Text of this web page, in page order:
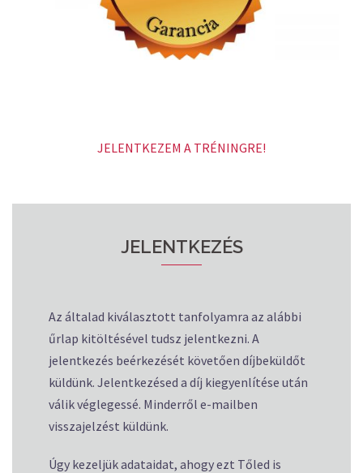
JELENTKEZEM A TRÉNINGRE!
JELENTKEZÉS
Az általad kiválasztott tanfolyamra az alábbi
űrlap kitöltésével tudsz jelentkezni. A
jelentkezés beérkezését követően díjbeküldőt
küldünk. Jelentkezésed a díj kiegyenlítése után
válik véglegessé. Minderről e-mailben
visszajelzést küldünk.
Úgy kezeljük adataidat, ahogy ezt Tőled is